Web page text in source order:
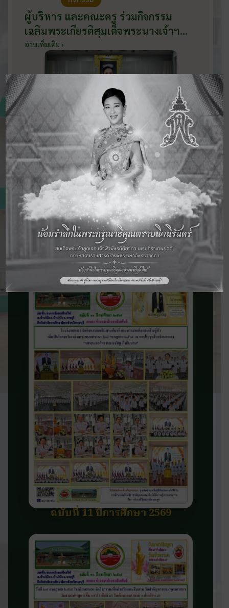
ผู้บริหาร และคณะครู ร่วมกิจกรรม
เฉลิมพระเกียรติสมเด็จพระนางเจ้าฯ
พระบรมราชินี เนื่องในโอกาสวันเฉลิม
พระชนมพรรษา กับหน่วยงานอำเภอ
เมืองบ้านโป่ง ณ ศาลาประชาคมริมน้ำ
วันที่ 3 มิถุนายน 2569
อ่านเพิ่มเติม ›
ดูข่าวสารทั้งหมด
จดหมายข่าว
ประชาสัมพันธ์
ติดตามข่าวสารและความเคลื่อนไหวของ
โรงเรียน
ฉบับที่ 11 ปีการศึกษา 2569